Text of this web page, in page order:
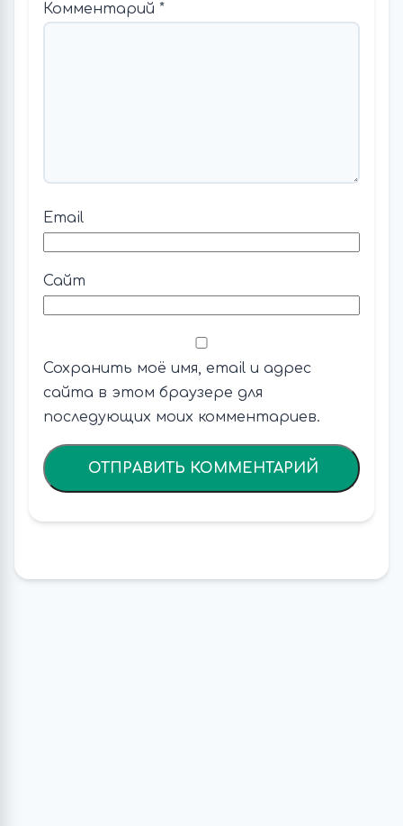
Комментарий *
Email
Сайт
Сохранить моё имя, email и адрес
сайта в этом браузере для
последующих моих комментариев.